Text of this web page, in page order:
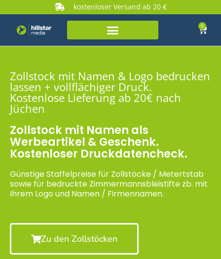
kostenloser Versand ab 20 €
0
Zollstock mit Namen & Logo bedrucken
lassen + vollflächiger Druck.
Kostenlose Lieferung ab 20€ nach
Jüchen
Zollstock mit Namen als
Werbeartikel & Geschenk.
Kostenloser Druckdatencheck.
Günstige Staffelpreise für Zollstöcke / Metertstab
sowie für bedruckte Zimmermannsbleistifte zb. mit
Ihrem Logo und Namen / Firmennamen.
Zu den Zollstöcken